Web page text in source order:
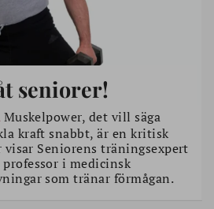
seniorer!
Muskelpower, det vill säga
kraft snabbt, är en kritisk
Seniorens träningsexpert
i medicinsk
som tränar förmågan.